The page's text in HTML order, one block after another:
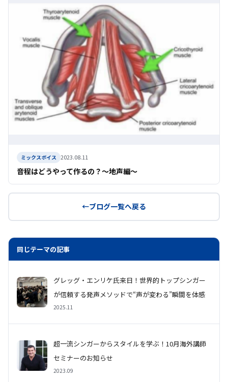
ミックスボイス 2023.08.11
音程はどうやって作るの？〜地声編〜
ブログ一覧へ戻る
同じテーマの記事
グレッグ・エンリケ氏来日！世界的トップシンガー
が信頼する発声メソッドで“声が変わる”瞬間を体感
2025.11
超一流シンガーからスタイルを学ぶ！10月海外講師
セミナーのお知らせ
2023.09